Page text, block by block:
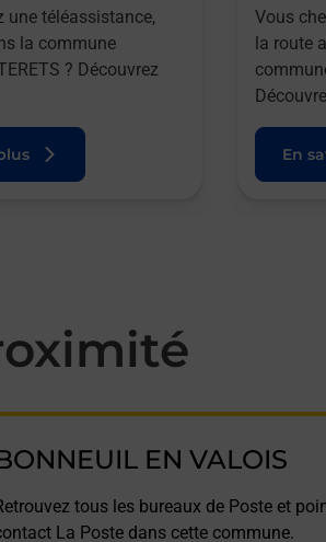
une téléassistance,
la commune
? Découvrez
Vous
la route
En
EN VALOIS
tous les bureaux de Poste et
La Poste dans cette commune.